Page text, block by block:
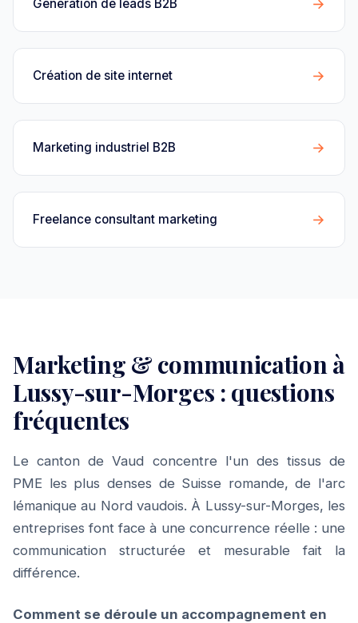
Génération de leads B2B →
Création de site internet →
Marketing industriel B2B →
Freelance consultant marketing →
Marketing & communication à
Lussy-sur-Morges : questions
fréquentes
Le canton de Vaud concentre l'un des tissus de
PME les plus denses de Suisse romande, de l'arc
lémanique au Nord vaudois. À Lussy-sur-Morges, les
entreprises font face à une concurrence réelle : une
communication structurée et mesurable fait la
différence.
Comment se déroule un accompagnement en